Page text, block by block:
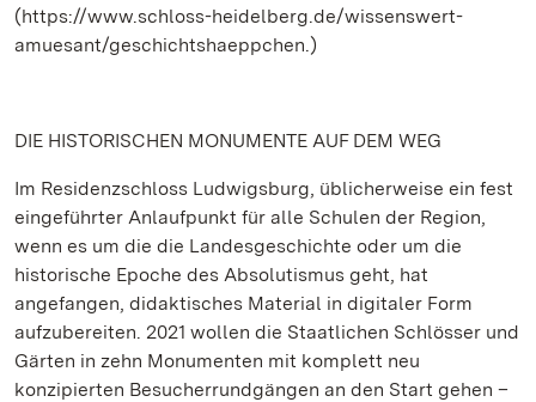
(https://www.schloss-heidelberg.de/wissenswert-
amuesant/geschichtshaeppchen.)
DIE HISTORISCHEN MONUMENTE AUF DEM WEG
Im Residenzschloss Ludwigsburg, üblicherweise ein fest
eingeführter Anlaufpunkt für alle Schulen der Region,
wenn es um die die Landesgeschichte oder um die
historische Epoche des Absolutismus geht, hat
angefangen, didaktisches Material in digitaler Form
aufzubereiten. 2021 wollen die Staatlichen Schlösser und
Gärten in zehn Monumenten mit komplett neu
konzipierten Besucherrundgängen an den Start gehen –